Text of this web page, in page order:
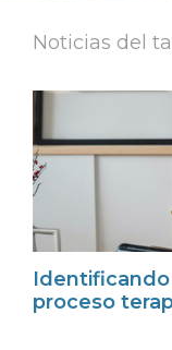
Noticias del
proceso